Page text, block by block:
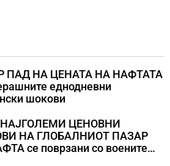
ПАД НА ЦЕНАТА НА НАФТАТА
еднодневни
шокови
ЦЕНОВНИ
НА ГЛОБАЛНИОТ ПАЗАР
се поврзани со воените